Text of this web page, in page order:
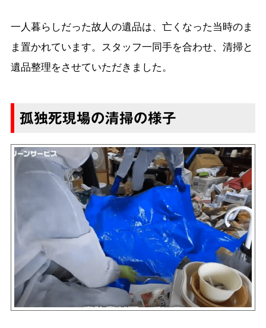
一人暮らしだった故人の遺品は、亡くなった当時のま
ま置かれています。スタッフ一同手を合わせ、清掃と
遺品整理をさせていただきました。
孤独死現場の清掃の様子